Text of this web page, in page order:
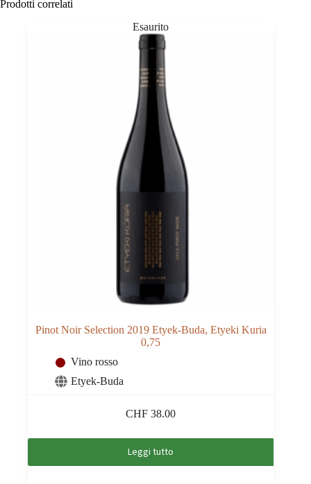
Prodotti correlati
Pinot Noir Selection 2019 Etyek-Buda, Etyeki Kuria
0,75
Vino rosso
Etyek-Buda
CHF 38.00
Leggi tutto